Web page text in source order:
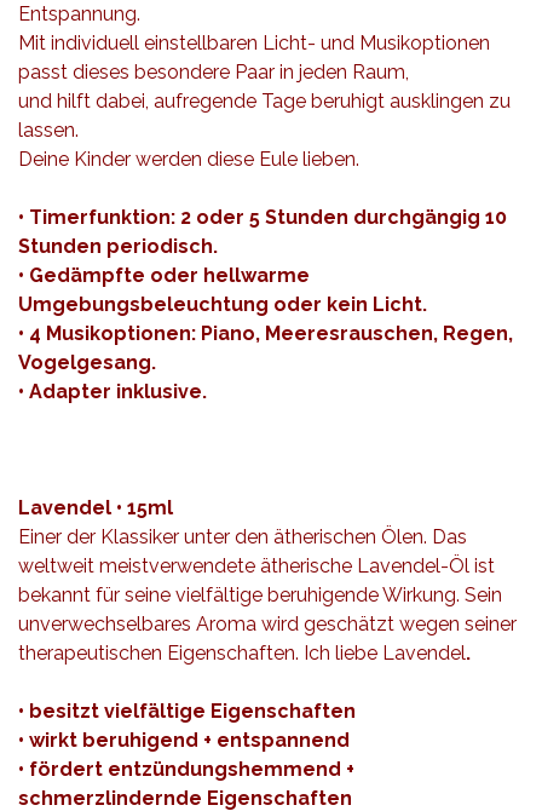
Entspannung.
Mit individuell einstellbaren Licht- und Musikoptionen
passt dieses besondere Paar in jeden Raum,
und hilft dabei, aufregende Tage beruhigt ausklingen zu
lassen.
Deine Kinder werden diese Eule lieben.
• Timerfunktion: 2 oder 5 Stunden durchgängig 10
Stunden periodisch.
• Gedämpfte oder hellwarme
Umgebungsbeleuchtung oder kein Licht.
• 4 Musikoptionen: Piano, Meeresrauschen, Regen,
Vogelgesang.
• Adapter inklusive.
Lavendel • 15ml
Einer der Klassiker unter den ätherischen Ölen. Das
weltweit meistverwendete ätherische Lavendel-Öl ist
bekannt für seine vielfältige beruhigende Wirkung. Sein
unverwechselbares Aroma wird geschätzt wegen seiner
therapeutischen Eigenschaften. Ich liebe Lavendel.
• besitzt vielfältige Eigenschaften
• wirkt beruhigend + entspannend
• fördert entzündungshemmend +
schmerzlindernde Eigenschaften